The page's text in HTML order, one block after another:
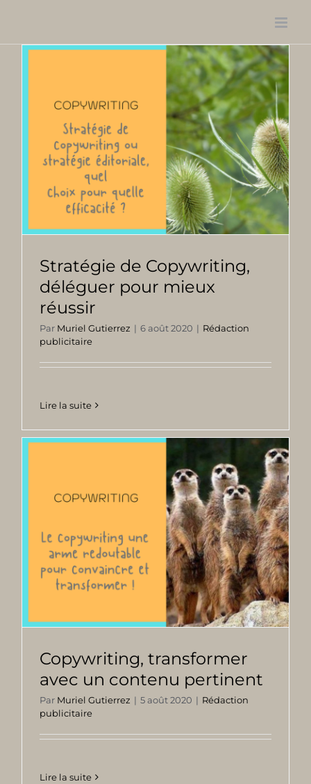
contenu
Stratégie de Copywriting,
déléguer pour mieux
réussir
Par Muriel Gutierrez | 6 août 2020 | Rédaction
publicitaire
Lire la suite
Copywriting, transformer
avec un contenu pertinent
Par Muriel Gutierrez | 5 août 2020 | Rédaction
publicitaire
Lire la suite